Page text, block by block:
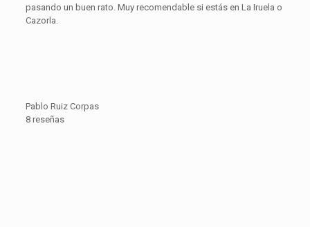
pasando un buen rato. Muy recomendable si estás en La Iruela o
Cazorla.
Pablo Ruiz Corpas
8 reseñas